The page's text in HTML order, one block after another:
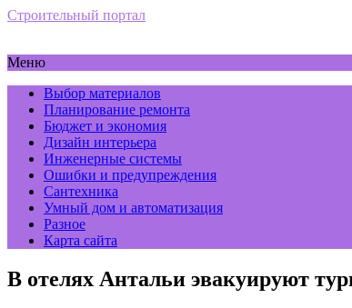
Строительный портал
Меню
Выбор материалов
Планирование ремонта
Бюджет и экономия
Дизайн интерьера
Инженерные системы
Ошибки и предупреждения
Сантехника
Умный дом и автоматизация
Разное
Карта сайта
В отелях Антальи эвакуируют